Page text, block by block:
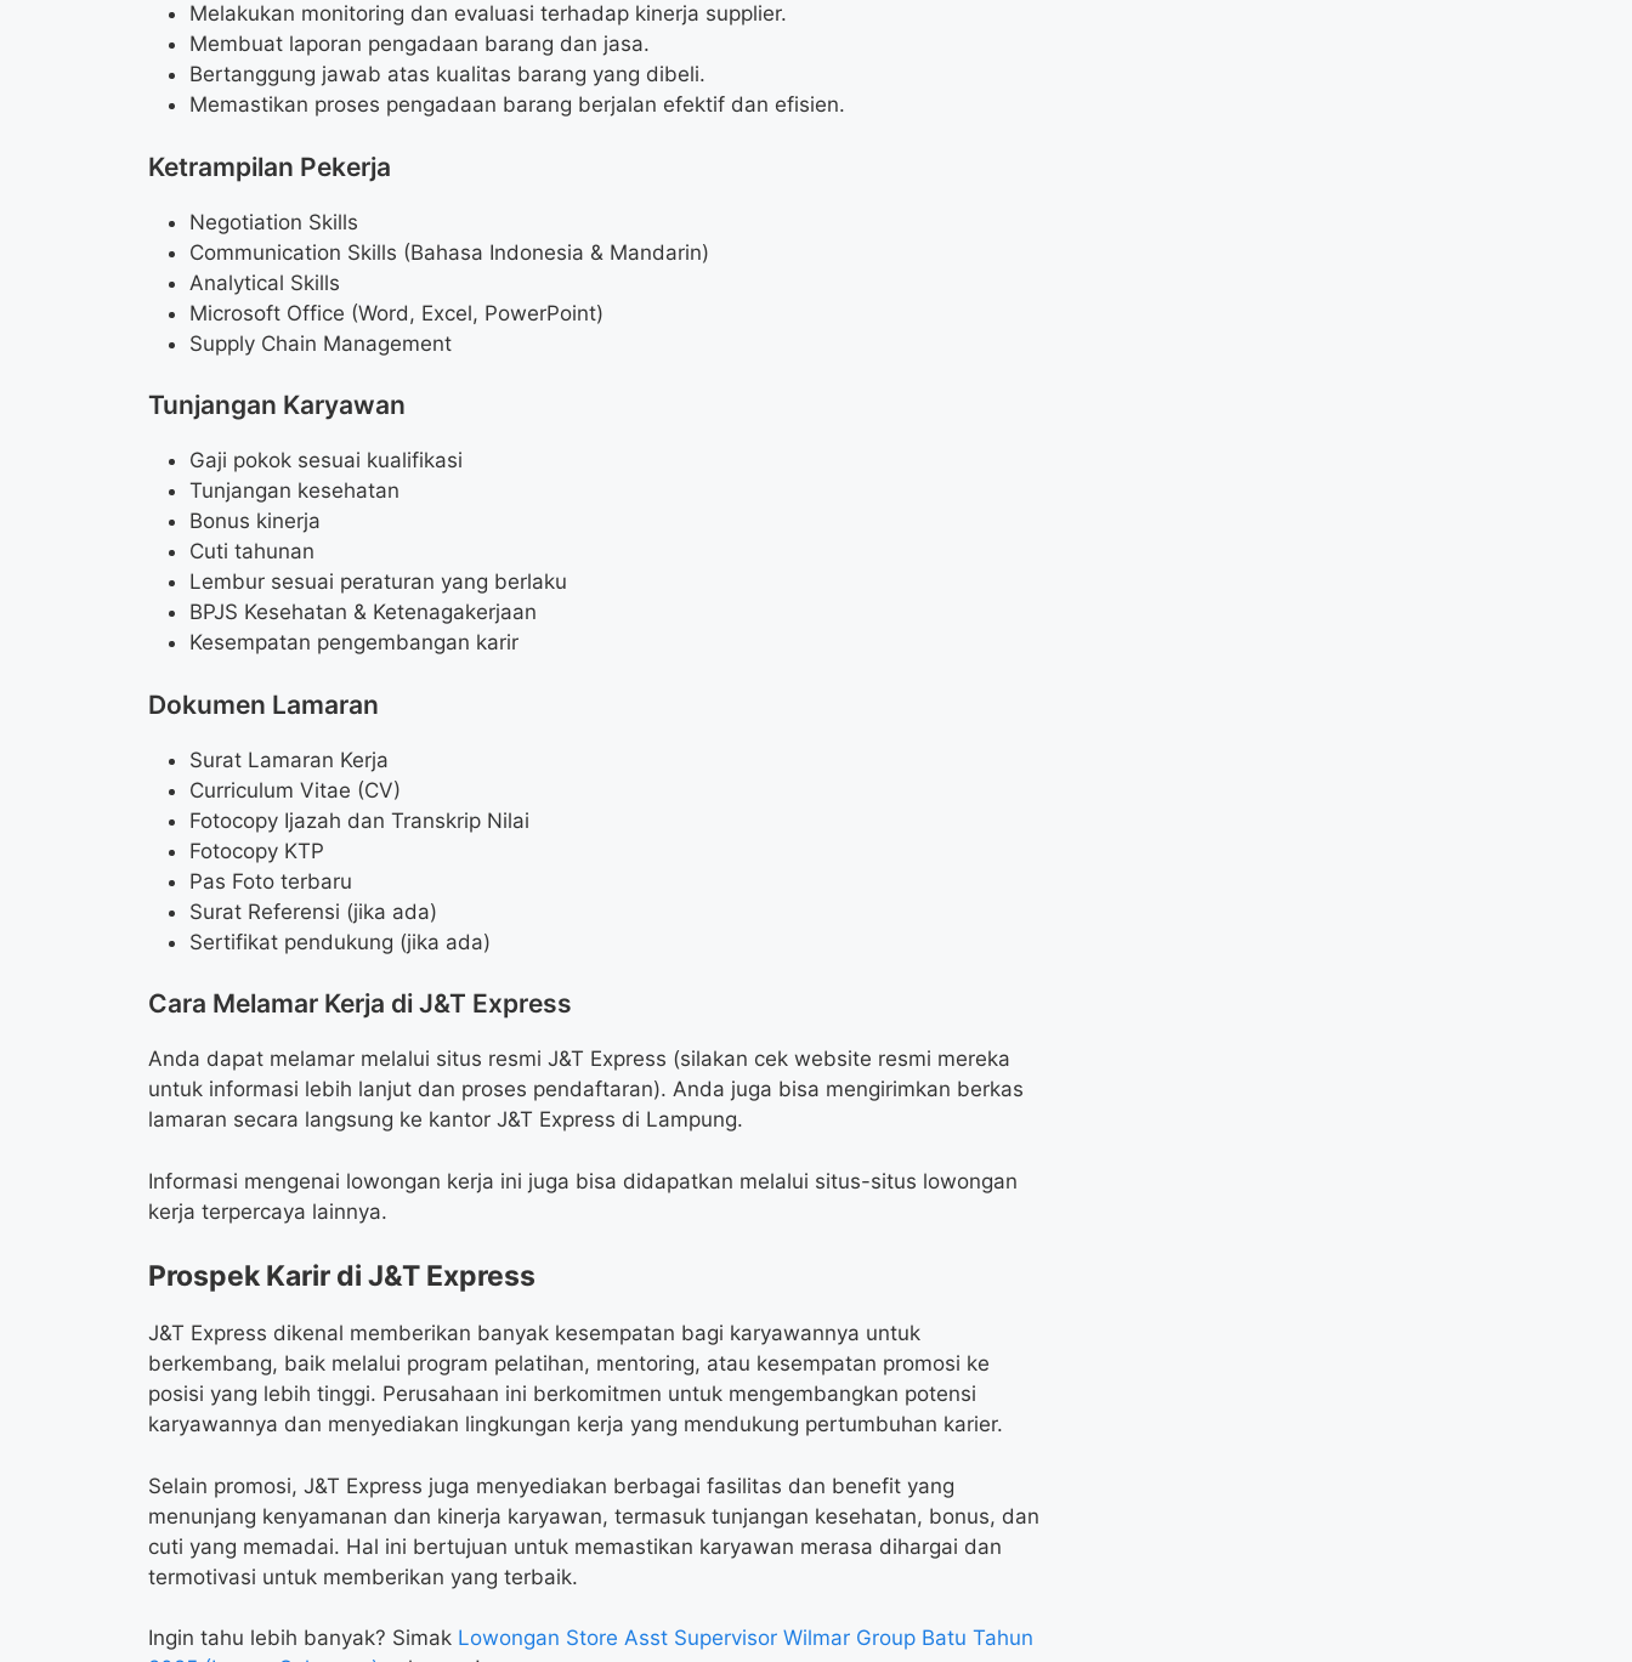
Melakukan monitoring dan evaluasi terhadap kinerja supplier.
Membuat laporan pengadaan barang dan jasa.
Bertanggung jawab atas kualitas barang yang dibeli.
Memastikan proses pengadaan barang berjalan efektif dan efisien.
Ketrampilan Pekerja
Negotiation Skills
Communication Skills (Bahasa Indonesia & Mandarin)
Analytical Skills
Microsoft Office (Word, Excel, PowerPoint)
Supply Chain Management
Tunjangan Karyawan
Gaji pokok sesuai kualifikasi
Tunjangan kesehatan
Bonus kinerja
Cuti tahunan
Lembur sesuai peraturan yang berlaku
BPJS Kesehatan & Ketenagakerjaan
Kesempatan pengembangan karir
Dokumen Lamaran
Surat Lamaran Kerja
Curriculum Vitae (CV)
Fotocopy Ijazah dan Transkrip Nilai
Fotocopy KTP
Pas Foto terbaru
Surat Referensi (jika ada)
Sertifikat pendukung (jika ada)
Cara Melamar Kerja di J&T Express
Anda dapat melamar melalui situs resmi J&T Express (silakan cek website resmi mereka
untuk informasi lebih lanjut dan proses pendaftaran). Anda juga bisa mengirimkan berkas
lamaran secara langsung ke kantor J&T Express di Lampung.
Informasi mengenai lowongan kerja ini juga bisa didapatkan melalui situs-situs lowongan
kerja terpercaya lainnya.
Prospek Karir di J&T Express
J&T Express dikenal memberikan banyak kesempatan bagi karyawannya untuk
berkembang, baik melalui program pelatihan, mentoring, atau kesempatan promosi ke
posisi yang lebih tinggi. Perusahaan ini berkomitmen untuk mengembangkan potensi
karyawannya dan menyediakan lingkungan kerja yang mendukung pertumbuhan karier.
Selain promosi, J&T Express juga menyediakan berbagai fasilitas dan benefit yang
menunjang kenyamanan dan kinerja karyawan, termasuk tunjangan kesehatan, bonus, dan
cuti yang memadai. Hal ini bertujuan untuk memastikan karyawan merasa dihargai dan
termotivasi untuk memberikan yang terbaik.
Ingin tahu lebih banyak? Simak Lowongan Store Asst Supervisor Wilmar Group Batu Tahun